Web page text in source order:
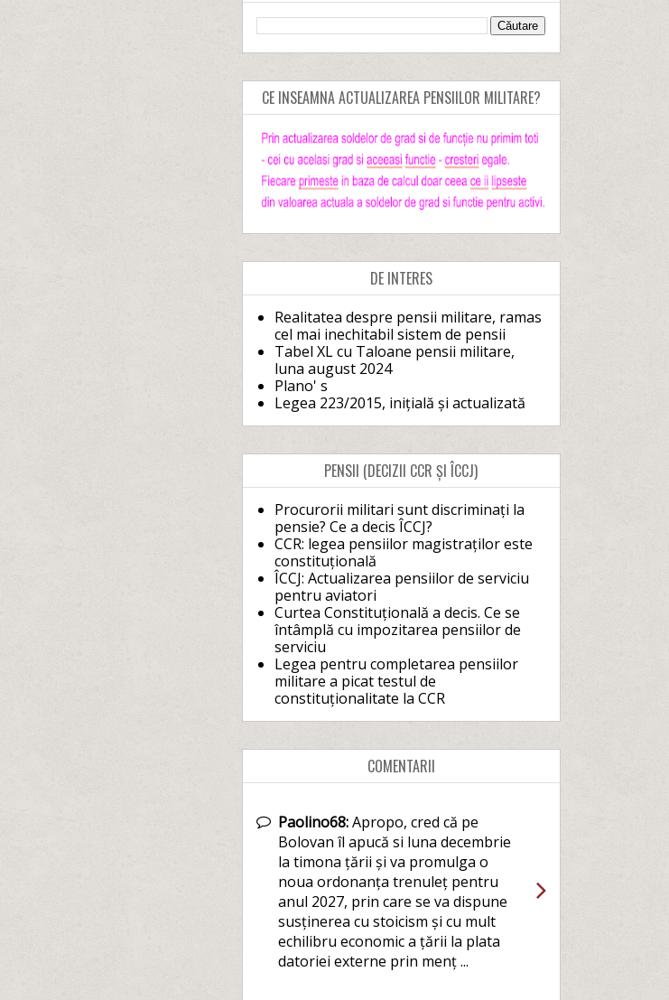
CE INSEAMNA ACTUALIZAREA PENSIILOR MILITARE?
DE INTERES
Realitatea despre pensii militare, ramas
cel mai inechitabil sistem de pensii
Tabel XL cu Taloane pensii militare,
luna august 2024
Plano' s
Legea 223/2015, inițială și actualizată
PENSII (DECIZII CCR ȘI ÎCCJ)
Procurorii militari sunt discriminați la
pensie? Ce a decis ÎCCJ?
CCR: legea pensiilor magistraților este
constituțională
ÎCCJ: Actualizarea pensiilor de serviciu
pentru aviatori
Curtea Constituțională a decis. Ce se
întâmplă cu impozitarea pensiilor de
serviciu
Legea pentru completarea pensiilor
militare a picat testul de
constituționalitate la CCR
COMENTARII
Paolino68:Apropo, cred că pe
Bolovan îl apucă si luna decembrie
la timona țării și va promulga o
noua ordonanța trenuleț pentru
anul 2027, prin care se va dispune
susținerea cu stoicism și cu mult
echilibru economic a țării la plata
datoriei externe prin menț ...